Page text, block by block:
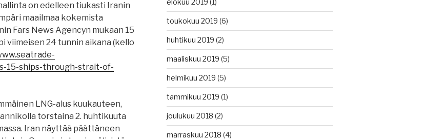
on edelleen tiukasti Iranin
maailmaa kokemista
Fars News Agencyn mukaan 15
viimeisen 24 tunnin aikana (kello
15-ships-through-strait-of-
LNG-alus kuukauteen,
torstaina 2. huhtikuuta
Iran näyttää päättäneen
elokuu 2019 (1)
toukokuu 2019 (6)
huhtikuu 2019 (2)
maaliskuu 2019 (5)
helmikuu 2019 (5)
tammikuu 2019 (1)
joulukuu 2018 (2)
marraskuu 2018 (4)